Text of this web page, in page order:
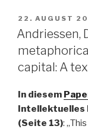
AM
22. AUGUST
Andriessen,
capital: A
In diesem
Intellektuelles
(Seite 13):